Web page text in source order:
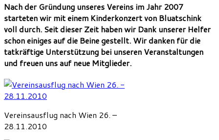
Nach der Gründung unseres Vereins im Jahr 2007
starteten wir mit einem Kinderkonzert von Bluatschink
voll durch. Seit dieser Zeit haben wir Dank unserer Helfer
schon einiges auf die Beine gestellt. Wir danken für die
tatkräftige Unterstützung bei unseren Veranstaltungen
und freuen uns auf neue Mitglieder.
Vereinsausflug nach Wien 26. –
28.11.2010